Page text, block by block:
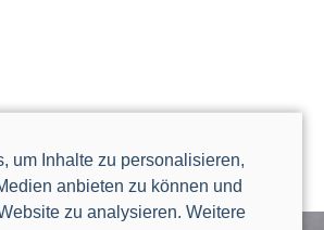
um Inhalte zu personalisieren,
anbieten zu können und
zu analysieren. Weitere